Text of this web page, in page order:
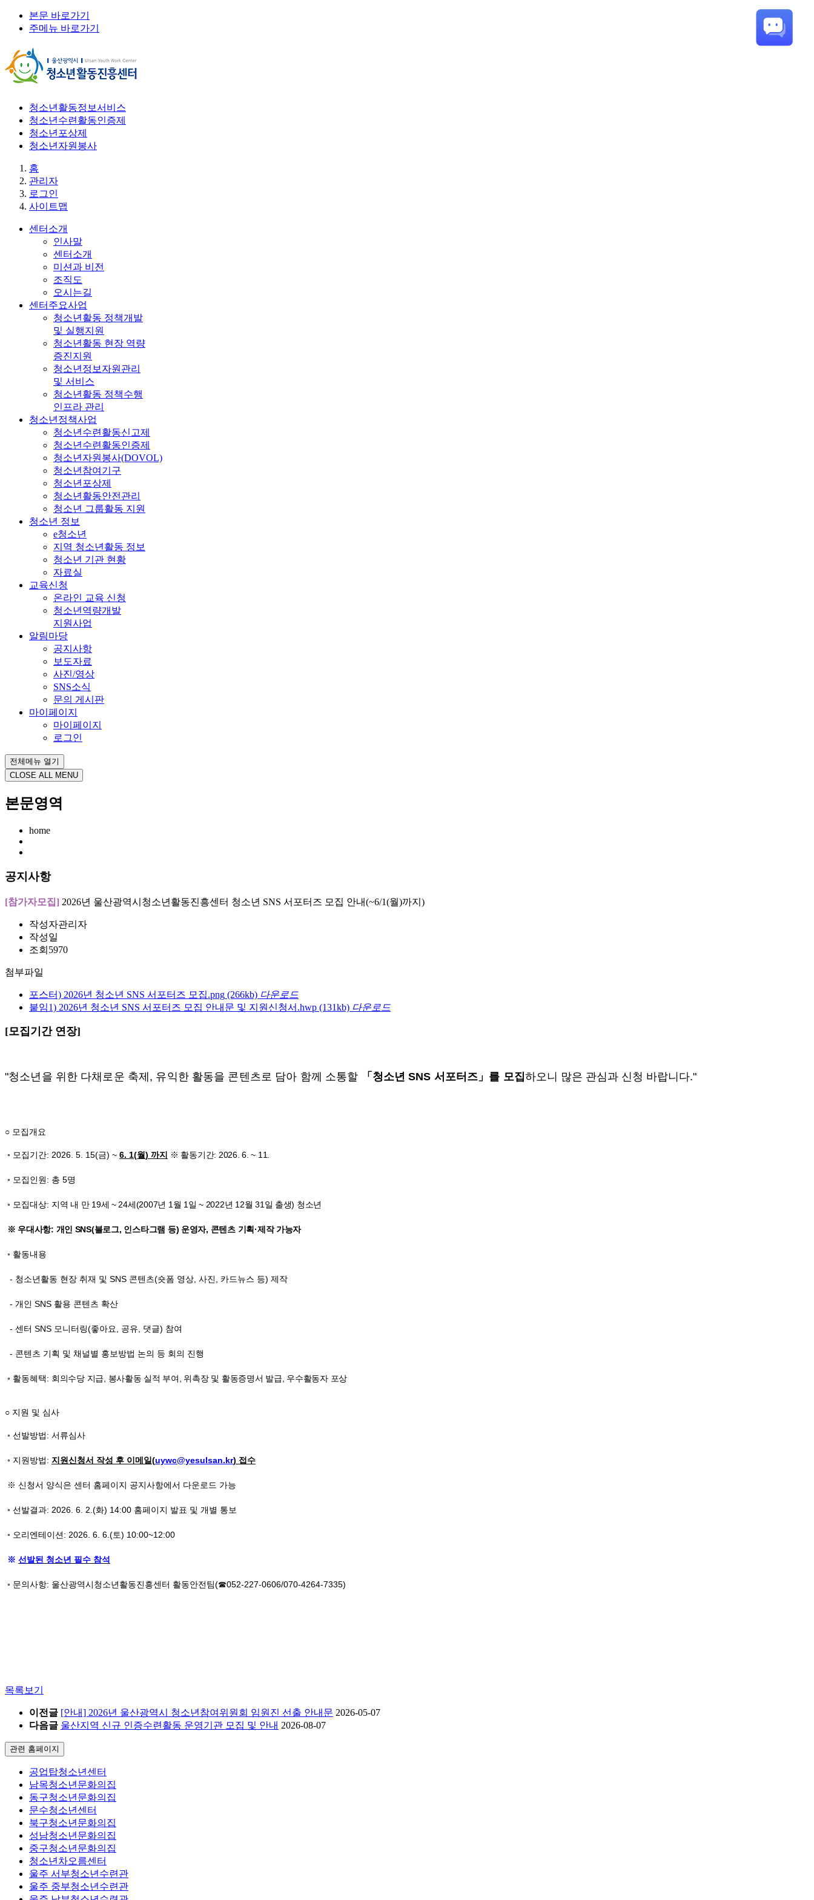
본문 바로가기
주메뉴 바로가기
청소년활동정보서비스
청소년수련활동인증제
청소년포상제
청소년자원봉사
홈
관리자
로그인
사이트맵
센터소개
인사말
센터소개
미션과 비전
조직도
오시는길
센터주요사업
청소년활동 정책개발
및 실행지원
청소년활동 현장 역량
증진지원
청소년정보자원관리
및 서비스
청소년활동 정책수행
인프라 관리
청소년정책사업
청소년수련활동신고제
청소년수련활동인증제
청소년자원봉사(DOVOL)
청소년참여기구
청소년포상제
청소년활동안전관리
청소년 그룹활동 지원
청소년 정보
e청소년
지역 청소년활동 정보
청소년 기관 현황
자료실
교육신청
온라인 교육 신청
청소년역량개발
지원사업
알림마당
공지사항
보도자료
사진/영상
SNS소식
문의 게시판
마이페이지
마이페이지
로그인
전체메뉴 열기
CLOSE ALL MENU
본문영역
home
공지사항
[참가자모집] 2026년 울산광역시청소년활동진흥센터 청소년 SNS 서포터즈 모집 안내(~6/1(월)까지)
작성자관리자
작성일
조회 5970
첨부파일
포스터) 2026년 청소년 SNS 서포터즈 모집.png (266kb) 다운로드
붙임1) 2026년 청소년 SNS 서포터즈 모집 안내문 및 지원신청서.hwp (131kb) 다운로드
[모집기간 연장]
"청소년을 위한 다채로운 축제 , 유익한 활동을 콘텐츠로 담아 함께 소통할 「청소년SNS 서포터즈」를 모집하오니 많은 관심과 신청 바랍니다."
○ 모집개요
◦ 모집기간: 2026. 5. 15(금) ~ 6. 1(월) 까지 ※ 활동기간: 2026. 6. ~ 11.
◦ 모집인원: 총 5명
◦ 모집대상: 지역 내 만 19세~ 24세(2007년 1 월 1 일~ 2022년 12월31 일 출생) 청소년
※ 우대사항: 개인 SNS(블로그, 인스타그램 등) 운영자, 콘텐츠 기획 ·제작 가능자
◦ 활동내용
- 청소년활동 현장 취재 및 SNS 콘텐츠(숏폼 영상, 사진 카드뉴스 등) 제작
- 개인 SNS 활용 콘텐츠 확산
- 센터 SNS 모니터링(좋아요 공유 댓글) 참여
- 콘텐츠 기획 및 채널별 홍보방법 논의 등 회의 진행
◦ 활동혜택: 회의수당 지급 봉사활동 실적 부여 위촉장 및 활동증명서 발급 우수활동자 포상
○ 지원 및 심사
◦ 선발방법: 서류심사
◦ 지원방법: 지원신청서 작성 후 이메일(uywc@yesulsan.kr) 접수
※ 신청서 양식은 센터 홈페이지 공지사항에서 다운로드 가능
◦ 선발결과: 2026. 6. 2.(화) 14:00 홈페이지 발표 및 개별 통보
◦ 오리엔테이션: 2026. 6. 6.(토) 10:00~12:00
※ 선발된 청소년 필수 참석
◦ 문의사항: 울산광역시청소년활동진흥센터 활동안전팀(☎052-227-0606/070-4264-7335)
목록보기
이전글 [안내] 2026년 울산광역시 청소년참여위원회 임원진 선출 안내문 2026-05-07
다음글 울산지역 신규 인증수련활동 운영기관 모집 및 안내 2026-08-07
관련 홈페이지
공업탑청소년센터
남목청소년문화의집
동구청소년문화의집
문수청소년센터
북구청소년문화의집
성남청소년문화의집
중구청소년문화의집
청소년차오름센터
울주 서부청소년수련관
울주 중부청소년수련관